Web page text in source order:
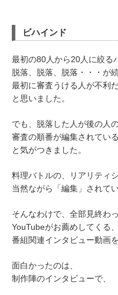
ビハインド
最初の80人から20人に絞る
脱落、脱落、脱落・・・が
最初に審査うける人が不利
と思いました。
でも、脱落した人が後の人
審査の順番が編集されてい
と気がつきました。
料理バトルの、リアリティ
当然ながら「編集」されて
そんなわけで、全部見終わ
YouTubeがお薦めしてくる、
番組関連インタビュー動画
面白かったのは、
制作陣のインタビューで、